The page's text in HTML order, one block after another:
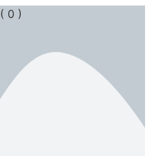
( 0 )